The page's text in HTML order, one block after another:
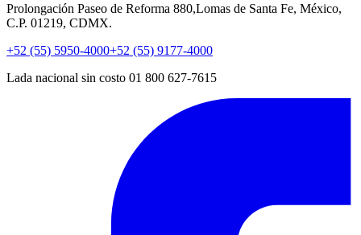
Prolongación Paseo de Reforma 880,Lomas de Santa Fe, México,
C.P. 01219, CDMX.
+52 (55) 5950-4000+52 (55) 9177-4000
Lada nacional sin costo 01 800 627-7615